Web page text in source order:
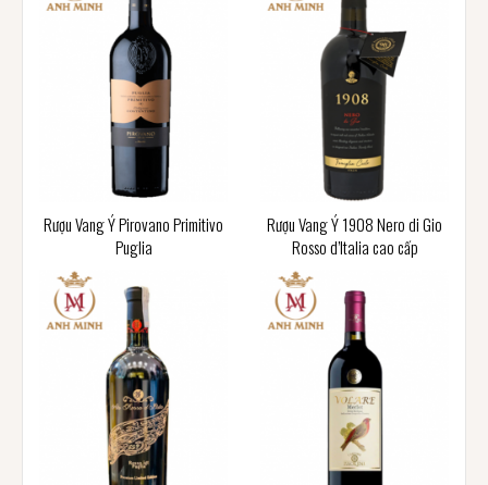
Rượu Vang Ý Pirovano Primitivo
Puglia
Rượu Vang Ý 1908 Nero di Gio
Rosso d’Italia cao cấp